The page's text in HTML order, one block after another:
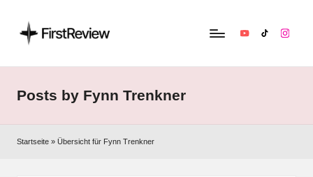
F
ir
t
&
Alles
YouTubeTikTok
Posts by Fynn Trenkner
Startseite » Übersicht für Fynn Trenkner